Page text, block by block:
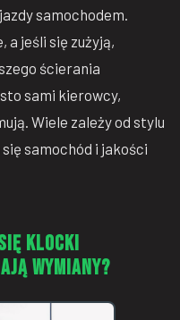
samochodem.
a jeśli się zużyją,
ścierania
sami kierowcy,
Wiele zależy od stylu
samochód i jakości
klocki
wymiany?